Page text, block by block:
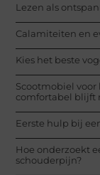
Lezen als
Calamiteiten en
Kies het beste
Scootmobiel
comfortabel blijft
Eerste hulp bij
Hoe onderzoekt
schouderpijn?